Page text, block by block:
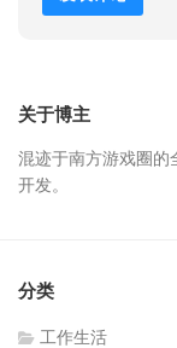
关于博主
混迹于南方游戏圈的
开发。
分类
工作生活